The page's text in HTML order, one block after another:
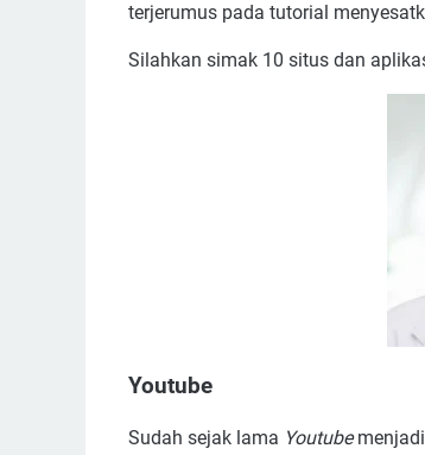
terjerumus pada tutorial
Silahkan simak 10 situs dan
Youtube
Sudah sejak lama Youtubemenjadi